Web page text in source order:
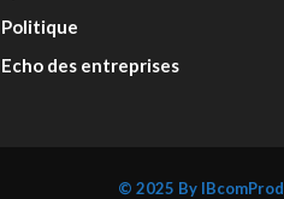
Politique
Echo des entreprises
© 2025 By IBcomProd